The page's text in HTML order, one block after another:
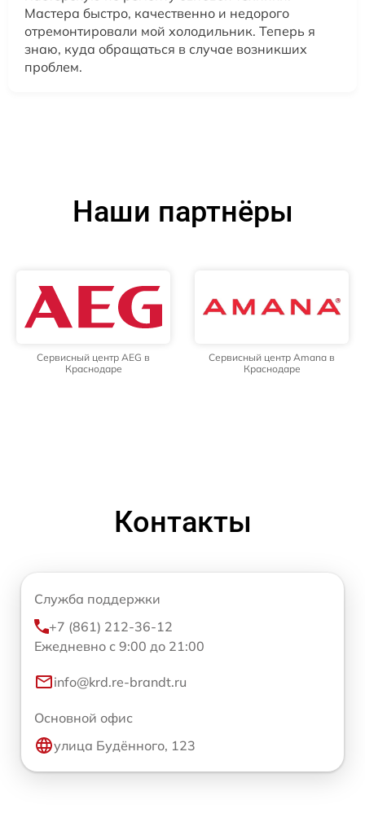
Мастера быстро, качественно и недорого
отремонтировали мой холодильник. Теперь я
знаю, куда обращаться в случае возникших
проблем.
Наши партнёры
Сервисный центр AEG в
Краснодаре
Сервисный центр Amana в
Краснодаре
Контакты
Служба поддержки
+7 (861) 212-36-12
Ежедневно с 9:00 до 21:00
info@krd.re-brandt.ru
Основной офис
улица Будённого, 123